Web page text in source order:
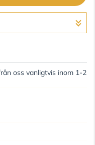
oss vanligtvis inom 1-2